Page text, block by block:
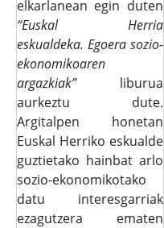
elkarlanean egin duten
“Euskal Herria
eskualdeka. Egoera sozio-
ekonomikoaren
argazkiak”liburua
aurkeztu dute.
Argitalpen honetan
Euskal Herriko eskualde
guztietako hainbat arlo
sozio-ekonomikotako
datu interesgarriak
ezagutzera ematen